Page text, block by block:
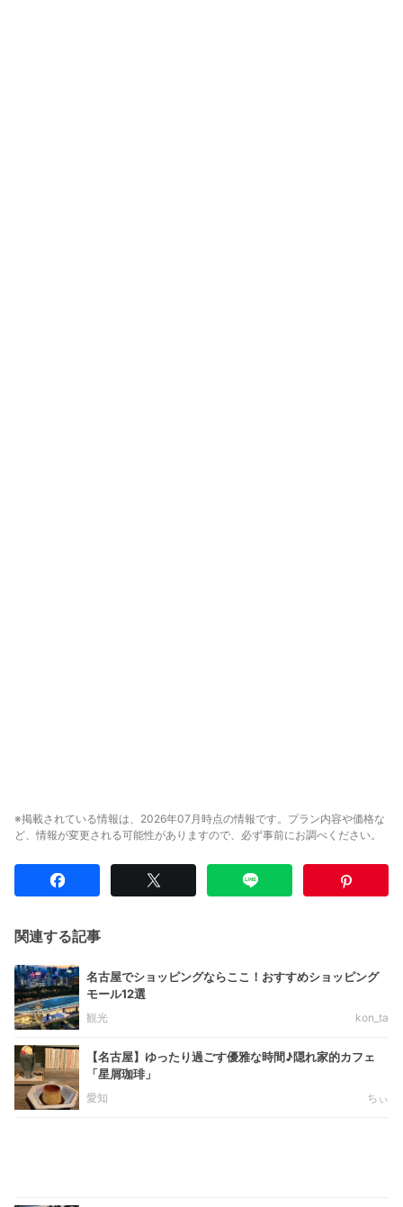
※掲載されている情報は、2026年07月時点の情報です。プラン内容や価格な
ど、情報が変更される可能性がありますので、必ず事前にお調べください。
関連する記事
名古屋でショッピングならここ！おすすめショッピング
モール12選
観光 kon_ta
【名古屋】ゆったり過ごす優雅な時間♪隠れ家的カフェ
「星屑珈琲」
愛知 ちぃ